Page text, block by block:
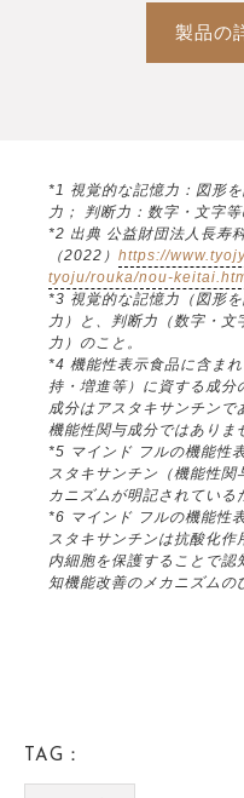
製品の
*1 視覚的な記憶力：図形
力； 判断力：数字・文字
*2 出典 公益財団法人長寿
（2022） https://
tyoju/rouka/nou-
*3 視覚的な記憶力（図形
力）と、判断力（数字・
力）のこと。
*4 機能性表示食品に含ま
持・増進等）に資する成
成分はアスタキサンチン
機能性関与成分ではありま
*5 マインド フルの機能性
スタキサンチン（機能性関
カニズムが明記されている
*6 マインド フルの機能性
スタキサンチンは抗酸化
内細胞を保護することで
知機能改善のメカニズムの
TAG：